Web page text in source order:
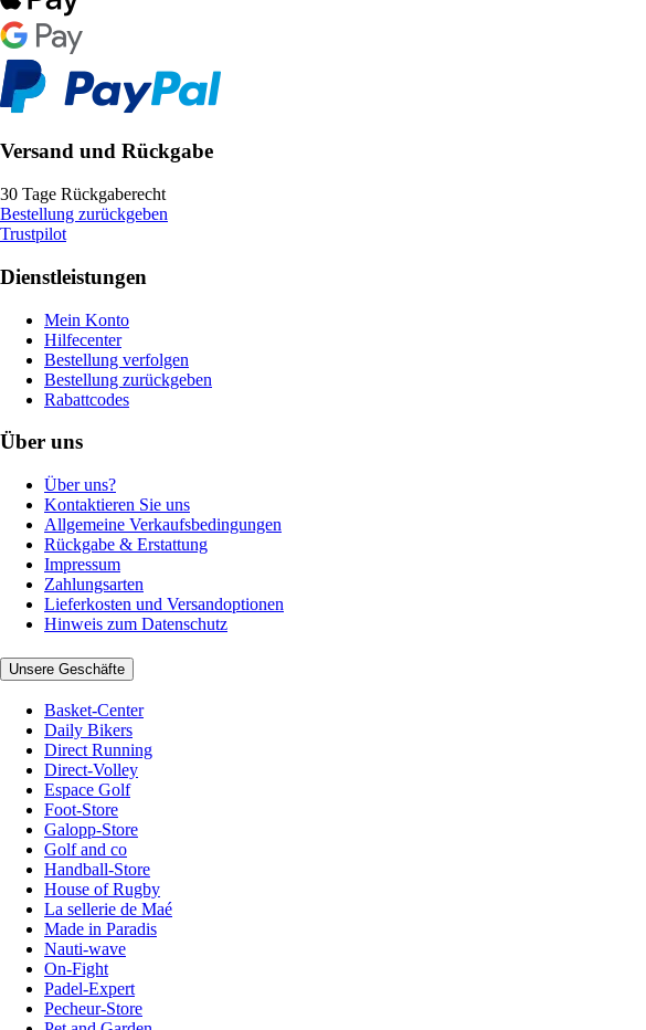
Versand und Rückgabe
30 Tage Rückgaberecht
Bestellung zurückgeben
Trustpilot
Dienstleistungen
Mein Konto
Hilfecenter
Bestellung verfolgen
Bestellung zurückgeben
Rabattcodes
Über uns
Über uns?
Kontaktieren Sie uns
Allgemeine Verkaufsbedingungen
Rückgabe & Erstattung
Impressum
Zahlungsarten
Lieferkosten und Versandoptionen
Hinweis zum Datenschutz
Unsere Geschäfte
Basket-Center
Daily Bikers
Direct Running
Direct-Volley
Espace Golf
Foot-Store
Galopp-Store
Golf and co
Handball-Store
House of Rugby
La sellerie de Maé
Made in Paradis
Nauti-wave
On-Fight
Padel-Expert
Pecheur-Store